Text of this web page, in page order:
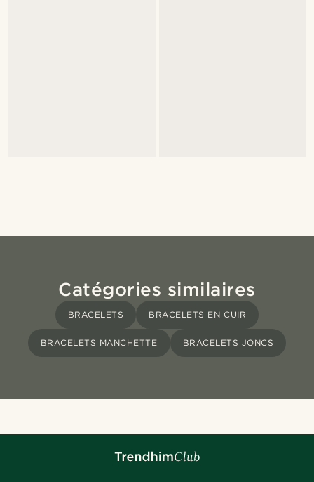
Catégories similaires
BRACELETS BRACELETS EN CUIR
BRACELETS MANCHETTE BRACELETS JONCS